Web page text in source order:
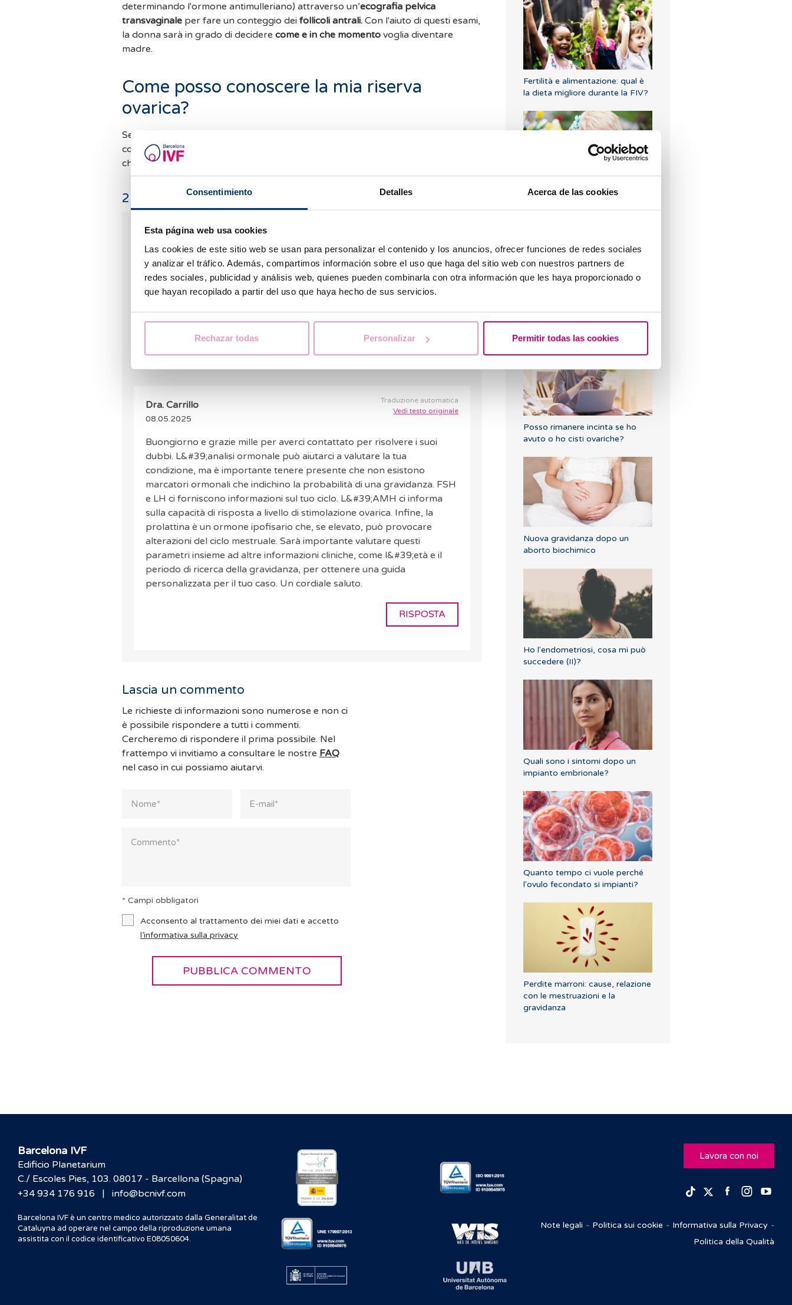
Consentimiento Detalles Acerca de las cookies
Esta página web usa cookies
Las cookies de este sitio web se usan para personalizar el contenido y los anuncios, ofrecer funciones de redes sociales
y analizar el tráfico. Además, compartimos información sobre el uso que haga del sitio web con nuestros partners de
redes sociales, publicidad y análisis web, quienes pueden combinarla con otra información que les haya proporcionado o
que hayan recopilado a partir del uso que haya hecho de sus servicios.
Rechazar todas Personalizar Permitir todas las cookies
determinando l'ormone antimulleriano) attraverso un’ecografia pelvica
transvaginale per fare un conteggio dei follicoli antrali. Con l'aiuto di questi esami,
la donna sarà in grado di decidere come e in che momento voglia diventare
madre.
Come posso conoscere la mia riserva
ovarica?
Se vuoi conoscere la tua
contattandoBarcelona IVF
chiamaci allo
2 commenti
Mata Virginie
13.03.2025
Buongiorno, vorrei sapere se è possibile rimanere incinta con un livello di
AMH pari a 0,05 ng/ml (0,36 pmol/ml) e un livello di prolattina pari a 192,4
uul/ml (9,0 ng/ml) e anche con un livello di FSH pari a 11,8 UI/L e un livello
di LH pari a 4,1 mUI/ml. Grazie mille.
RISPOSTA
Traduzione automatica
Vedi testo originale
Dra. Carrillo
08.05.2025
Buongiorno e grazie mille per averci contattato per risolvere i suoi
dubbi. L&#39;analisi ormonale può aiutarci a valutare la tua
condizione, ma è importante tenere presente che non esistono
marcatori ormonali che indichino la probabilità di una gravidanza. FSH
e LH ci forniscono informazioni sul tuo ciclo. L&#39;AMH ci informa
sulla capacità di risposta a livello di stimolazione ovarica. Infine, la
prolattina è un ormone ipofisario che, se elevato, può provocare
alterazioni del ciclo mestruale. Sarà importante valutare questi
parametri insieme ad altre informazioni cliniche, come l&#39;età e il
periodo di ricerca della gravidanza, per ottenere una guida
personalizzata per il tuo caso. Un cordiale saluto.
RISPOSTA
Lascia un commento
Le richieste di informazioni sono numerose e non ci
è possibile rispondere a tutti i commenti.
Cercheremo di rispondere il prima possibile. Nel
frattempo vi invitiamo a consultare le nostre FAQ
nel caso in cui possiamo aiutarvi.
* Campi obbligatori
Acconsento al trattamento dei miei dati e accetto
l’informativa sulla privacy
Fertilità e alimentazione: qual è
la dieta migliore durante la FIV?
Progesterone, quando bisogna
qualcuno può spiegarmi di che si
Posso rimanere incinta se ho
avuto o ho cisti ovariche?
Nuova gravidanza dopo un
aborto biochimico
Ho l'endometriosi, cosa mi può
succedere (II)?
Quali sono i sintomi dopo un
impianto embrionale?
Quanto tempo ci vuole perché
l'ovulo fecondato si impianti?
Perdite marroni: cause, relazione
con le mestruazioni e la
gravidanza
Barcelona IVF
Edificio Planetarium
C./ Escoles Pies, 103. 08017 - Barcellona (Spagna)
+34 934 176 916
| info@bcnivf.com
Barcelona IVF è un centro medico autorizzato dalla Generalitat de
Cataluyna ad operare nel campo della riproduzione umana
assistita con il codice identificativo E08050604.
Lavora con noi
TikTokTwitterFacebook
Note legali Politica sui cookie
Informativa sulla Privacy
Politica della Qualità